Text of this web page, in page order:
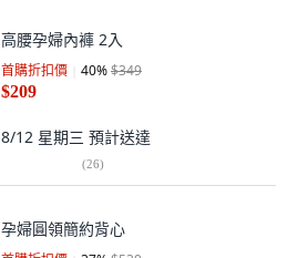
高腰孕婦內褲 2入
首購折扣價 40%$349
$209
8/12 星期三 預計送達
(26)
孕婦圓領簡約背心